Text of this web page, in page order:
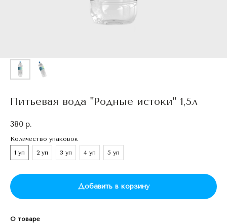
Питьевая вода "Родные истоки" 1,5л
380 р.
Количество упаковок
1 уп
2 уп 3 уп 4 уп 5 уп
Добавить в корзину
О товаре